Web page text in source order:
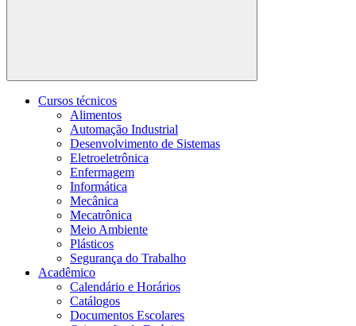
Buscar
Cursos técnicos
Alimentos
Automação Industrial
Desenvolvimento de Sistemas
Eletroeletrônica
Enfermagem
Informática
Mecânica
Mecatrônica
Meio Ambiente
Plásticos
Segurança do Trabalho
Acadêmico
Calendário e Horários
Catálogos
Documentos Escolares